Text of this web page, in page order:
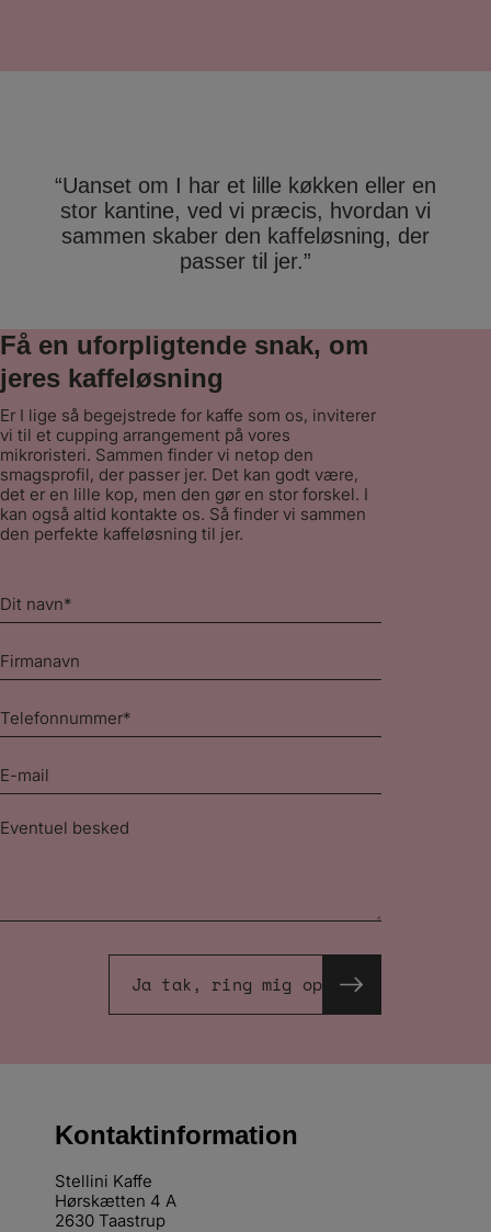
undervejs til nyere udgaver. I tillæg til
“Uanset om I har et lille køkken eller en
stor kantine, ved vi præcis, hvordan vi
sammen skaber den kaffeløsning, der
passer til jer.”
Få en uforpligtende snak, om
jeres kaffeløsning
Er I lige så begejstrede for kaffe som os, inviterer
vi til et cupping arrangement på vores
mikroristeri. Sammen finder vi netop den
smagsprofil, der passer jer. Det kan godt være,
det er en lille kop, men den gør en stor forskel. I
kan også altid kontakte os. Så finder vi sammen
den perfekte kaffeløsning til jer.
Dit
navn
Firmanavn
Telefonnummer
*
E-
mail
Besked
Ja tak, ring mig op
Kontaktinformation
Stellini Kaffe
Hørskætten 4 A
2630 Taastrup